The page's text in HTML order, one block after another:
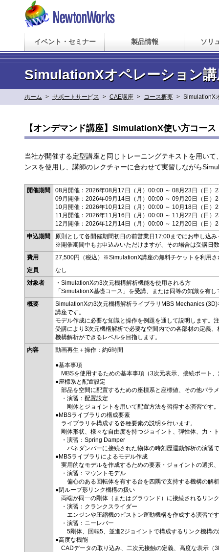
イベント・セミナー 製品情報 ソリ
SimulationXオペレーション
ホーム > サポートサービス > CAE講座 > コース概要 > SimulationX
【オンデマンド講座】SimulationX使い方コー
当社が開催する定型講座と同じトレーニングテキストを用い
ンスを使用し、講師のレクチャーに合わせて実習しながら
開催期間
08月開催：2026年08月17日（月）00:00 ～ 08月23日（日）
09月開催：2026年09月14日（月）00:00 ～ 09月20日（日）
10月開催：2026年10月12日（月）00:00 ～ 10月18日（日）
11月開催：2026年11月16日（月）00:00 ～ 11月22日（日）
12月開催：2026年12月14日（月）00:00 ～ 12月20日（日）
申込期間
原則として各開催期間初日の前営業日17:00までにお申し込み
※開催期間中もお申込みいただけますが、その場合は受講日
費用
27,500円（税込）※SimulationX講座の無料チケットを利用
定員
なし
対象者
・SimulationXの3次元機構解析機能を使用される方
「SimulationX基礎コース」を受講、または同等の知識を有
概要
SimulationXの3次元機構解析ライブラリMBS Mechanics
講座です。
モデル作成に必要な知識と操作を例題を通して説明します。
受講により3次元機構解析で必要な空間内での各部材の定義
機構解析ができるレベルを目指します。
内容
動画再生＋操作：約6時間
●基本事項
MBSを使用するための基本事項（3次元表示、接続ポート
●座標系と配置設定
部品を空間に配置するための座標系と座標値、その他パラ
・演習：配置設定
剛体とジョイントを用いて配置方法を習得する演習です。
●MBSライブラリの構成要素
ライブラリを構成する各種要素の説明を行います。
剛体形状、様々な自由度を持つジョイント、弾性体、力・
・演習：Spring Damper
バネダンパーに接続された物体の時刻歴運動解析の演習
●MBSライブラリによるモデル作成
実用的なモデルを作成するための要素・ジョイントの選択
・演習：マウントモデル
偏心のある回転体を有する台を四隅で支持する機構の解
●閉ループ形リンク機構の扱い
両端が同一の剛体（またはグラウンド）に接続されるリン
・演習：クランクスライダー
エンジンや圧縮機のピストン運動機構を作成する演習で
・演習：ニーレバー
5剛体、回転5、並進2ジョイントで構成するリンク機構の
●高度な機能
CADデータの取り込み、二次元接触の定義、高度な表示（